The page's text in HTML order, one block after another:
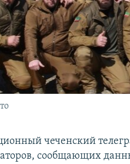
чеченский
сообщающих